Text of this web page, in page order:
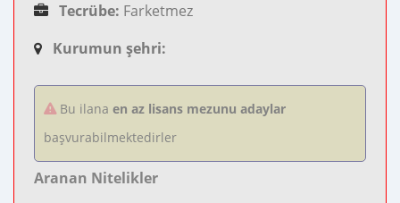
Tecrübe: Farketmez
Kurumun şehri:
Bu ilana en az lisans mezunu adaylar
başvurabilmektedirler
Aranan Nitelikler